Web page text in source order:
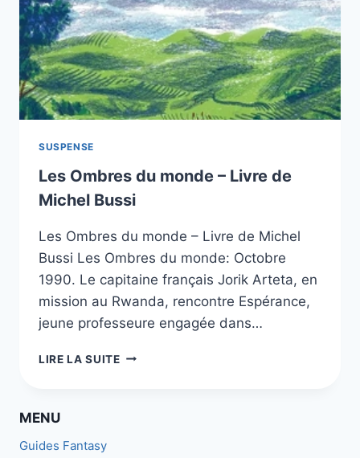
SUSPENSE
Les Ombres du monde – Livre de
Michel Bussi
Les Ombres du monde – Livre de Michel
Bussi Les Ombres du monde: Octobre
1990. Le capitaine français Jorik Arteta, en
mission au Rwanda, rencontre Espérance,
jeune professeure engagée dans…
LIRE LA SUITELES
MENU
Guides Fantasy